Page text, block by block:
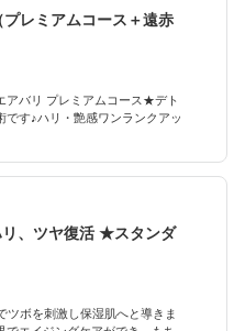
レミアムコース＋遠赤
アバリ プレミアムコース★デト
です♪ハリ・艶感ワンランクアッ
、ツヤ復活 ★スタンダ
ツボを刺激し保湿肌へと導きま